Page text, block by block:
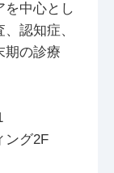
を中心とし
認知症、
期の診療
ング2F